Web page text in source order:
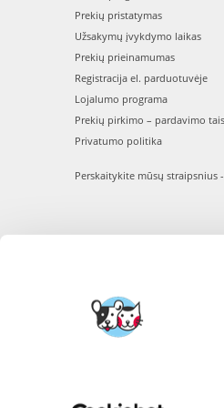
Prekių pristatymas
Užsakymų įvykdymo laikas
Prekių prieinamumas
Registracija el. parduotuvėje
Lojalumo programa
Prekių pirkimo – pardavimo
Privatumo politika
Perskaitykite mūsų straipsnius -